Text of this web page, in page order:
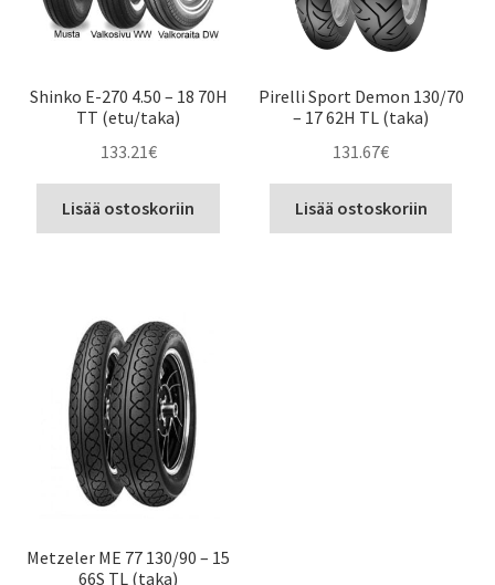
Shinko E-270 4.50 – 18 70H
TT (etu/taka)
133.21€
Lisää ostoskoriin
Pirelli Sport Demon 130/70
– 17 62H TL (taka)
131.67€
Lisää ostoskoriin
Metzeler ME 77 130/90 – 15
66S TL (taka)